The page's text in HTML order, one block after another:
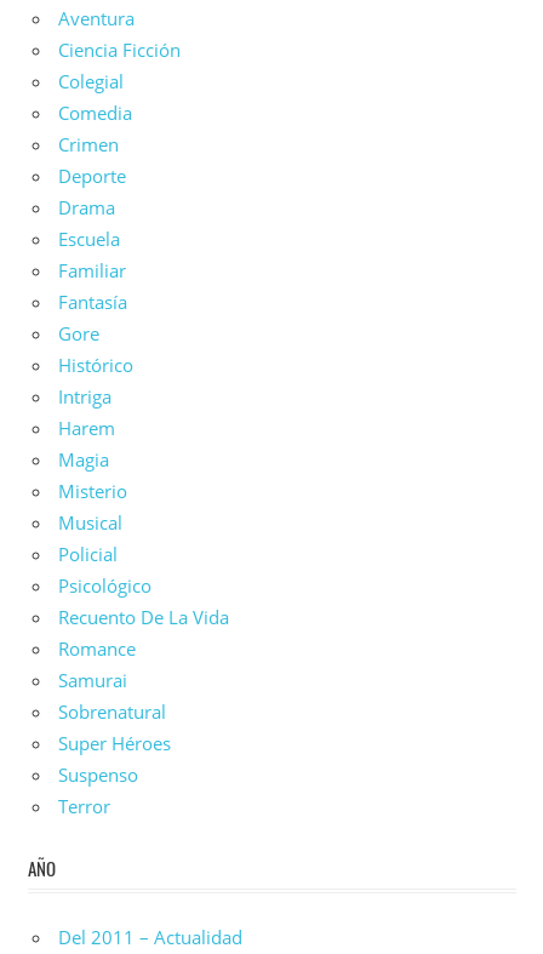
Aventura
Ciencia Ficción
Colegial
Comedia
Crimen
Deporte
Drama
Escuela
Familiar
Fantasía
Gore
Histórico
Intriga
Harem
Magia
Misterio
Musical
Policial
Psicológico
Recuento De La Vida
Romance
Samurai
Sobrenatural
Super Héroes
Suspenso
Terror
AÑO
Del 2011 – Actualidad